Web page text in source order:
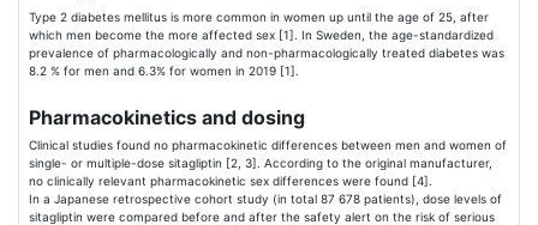
Type 2 diabetes mellitus is more common in women up until the age of 25, after
which men become the more affected sex [1]. In Sweden, the age-standardized
prevalence of pharmacologically and non-pharmacologically treated diabetes was
8.2 % for men and 6.3% for women in 2019 [1].
Pharmacokinetics and dosing
Clinical studies found no pharmacokinetic differences between men and women of
single- or multiple-dose sitagliptin [2, 3]. According to the original manufacturer,
no clinically relevant pharmacokinetic sex differences were found [4].
In a Japanese retrospective cohort study (in total 87 678 patients), dose levels of
sitagliptin were compared before and after the safety alert on the risk of serious